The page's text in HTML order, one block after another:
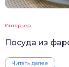
Интерьер
Посуда из
Читать далее